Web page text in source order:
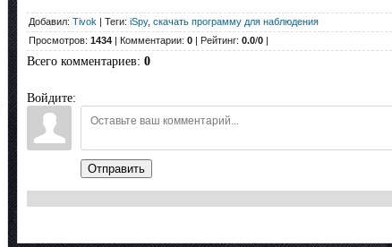
Добавил: Tivok | Теги: iSpy, скачать программу для наблюдения
Просмотров: 1434 | Комментарии: 0 | Рейтинг: 0.0/0 |
Всего комментариев: 0
Войдите:
Отправить